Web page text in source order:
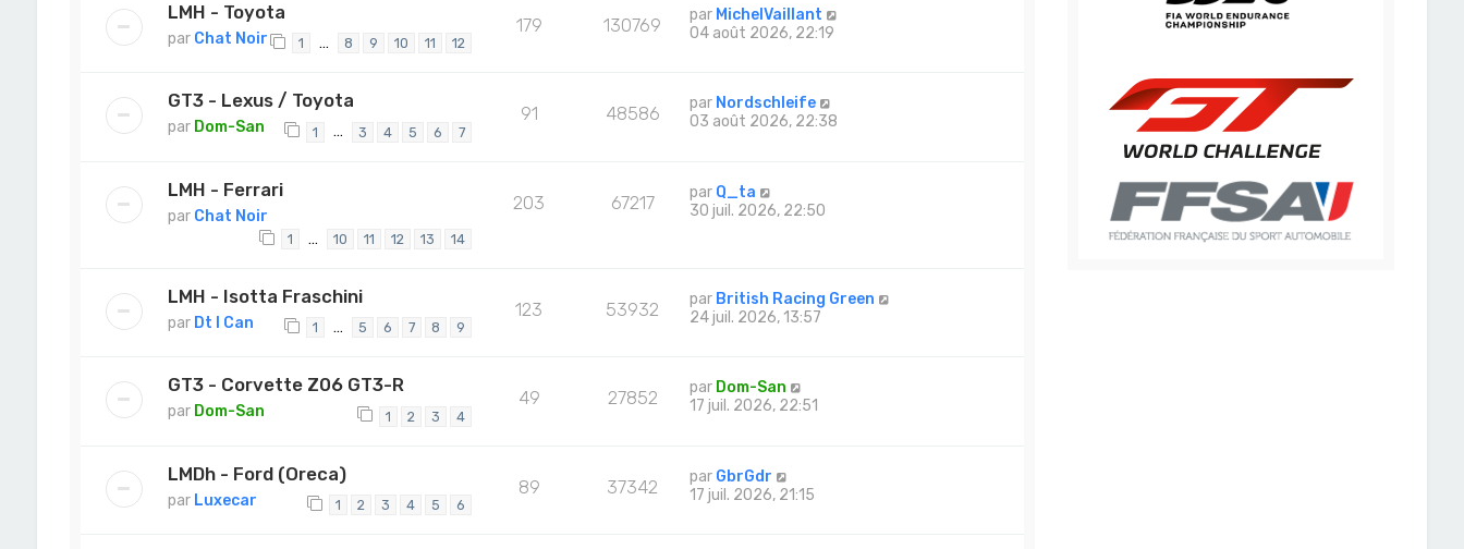
LMH - Toyota
par Chat Noir 1 … 8 9 10 11 12
179 130769 par MichelVaillant
04 août 2026, 22:19
GT3 - Lexus / Toyota
par Dom-San 1 … 3 4 5 6 7
91 48586 par Nordschleife
03 août 2026, 22:38
LMH - Ferrari
par Chat Noir
1 … 10 11 12 13 14
203 67217 par Q_ta
30 juil. 2026, 22:50
LMH - Isotta Fraschini
par Dt I Can 1 … 5 6 7 8 9
123 53932 par British Racing Green
24 juil. 2026, 13:57
GT3 - Corvette Z06 GT3-R
par Dom-San 1 2 3 4
49 27852 par Dom-San
17 juil. 2026, 22:51
LMDh - Ford (Oreca)
par Luxecar 1 2 3 4 5 6
89 37342 par GbrGdr
17 juil. 2026, 21:15